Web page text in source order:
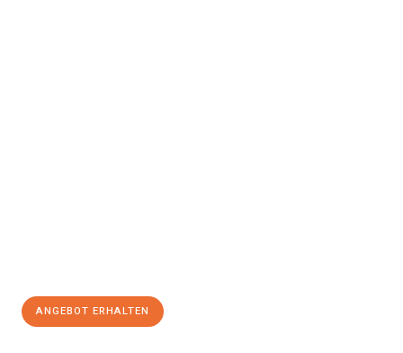
ANGEBOT ERHALTEN